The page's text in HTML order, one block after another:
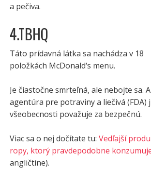
a pečiva.
4.TBHQ
Táto prídavná látka sa nachádza v 18
položkách McDonald‘s menu.
Je čiastočne smrteľná, ale nebojte sa.
agentúra pre potraviny a liečivá (FDA)
všeobecnosti považuje za bezpečnú.
Viac sa o nej dočítate tu: Vedľajší
ropy, ktorý pravdepodobne
angličtine).